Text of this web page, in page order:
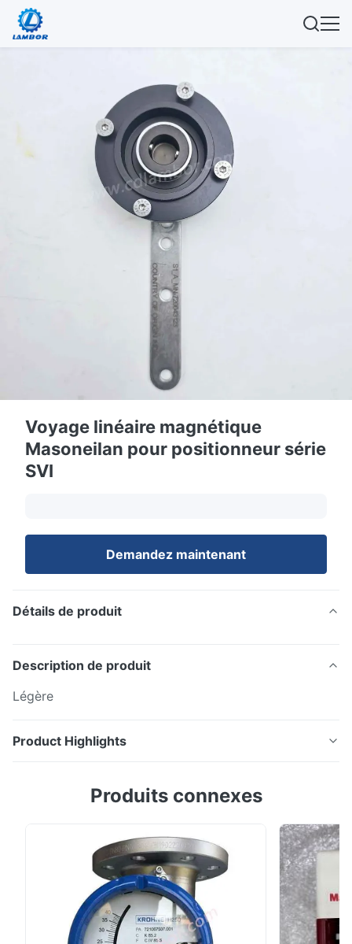
Voyage linéaire magnétique
Masoneilan pour positionneur série
SVI
Demandez maintenant
Détails de produit
Description de produit
Légère
Product Highlights
Produits connexes